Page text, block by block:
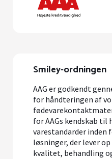
Smiley-ordningen
AAG er godkendt
for håndteringen af
for AAGs kendskab til
varestandarder inden
løsninger, der lever
kvalitet, behandling